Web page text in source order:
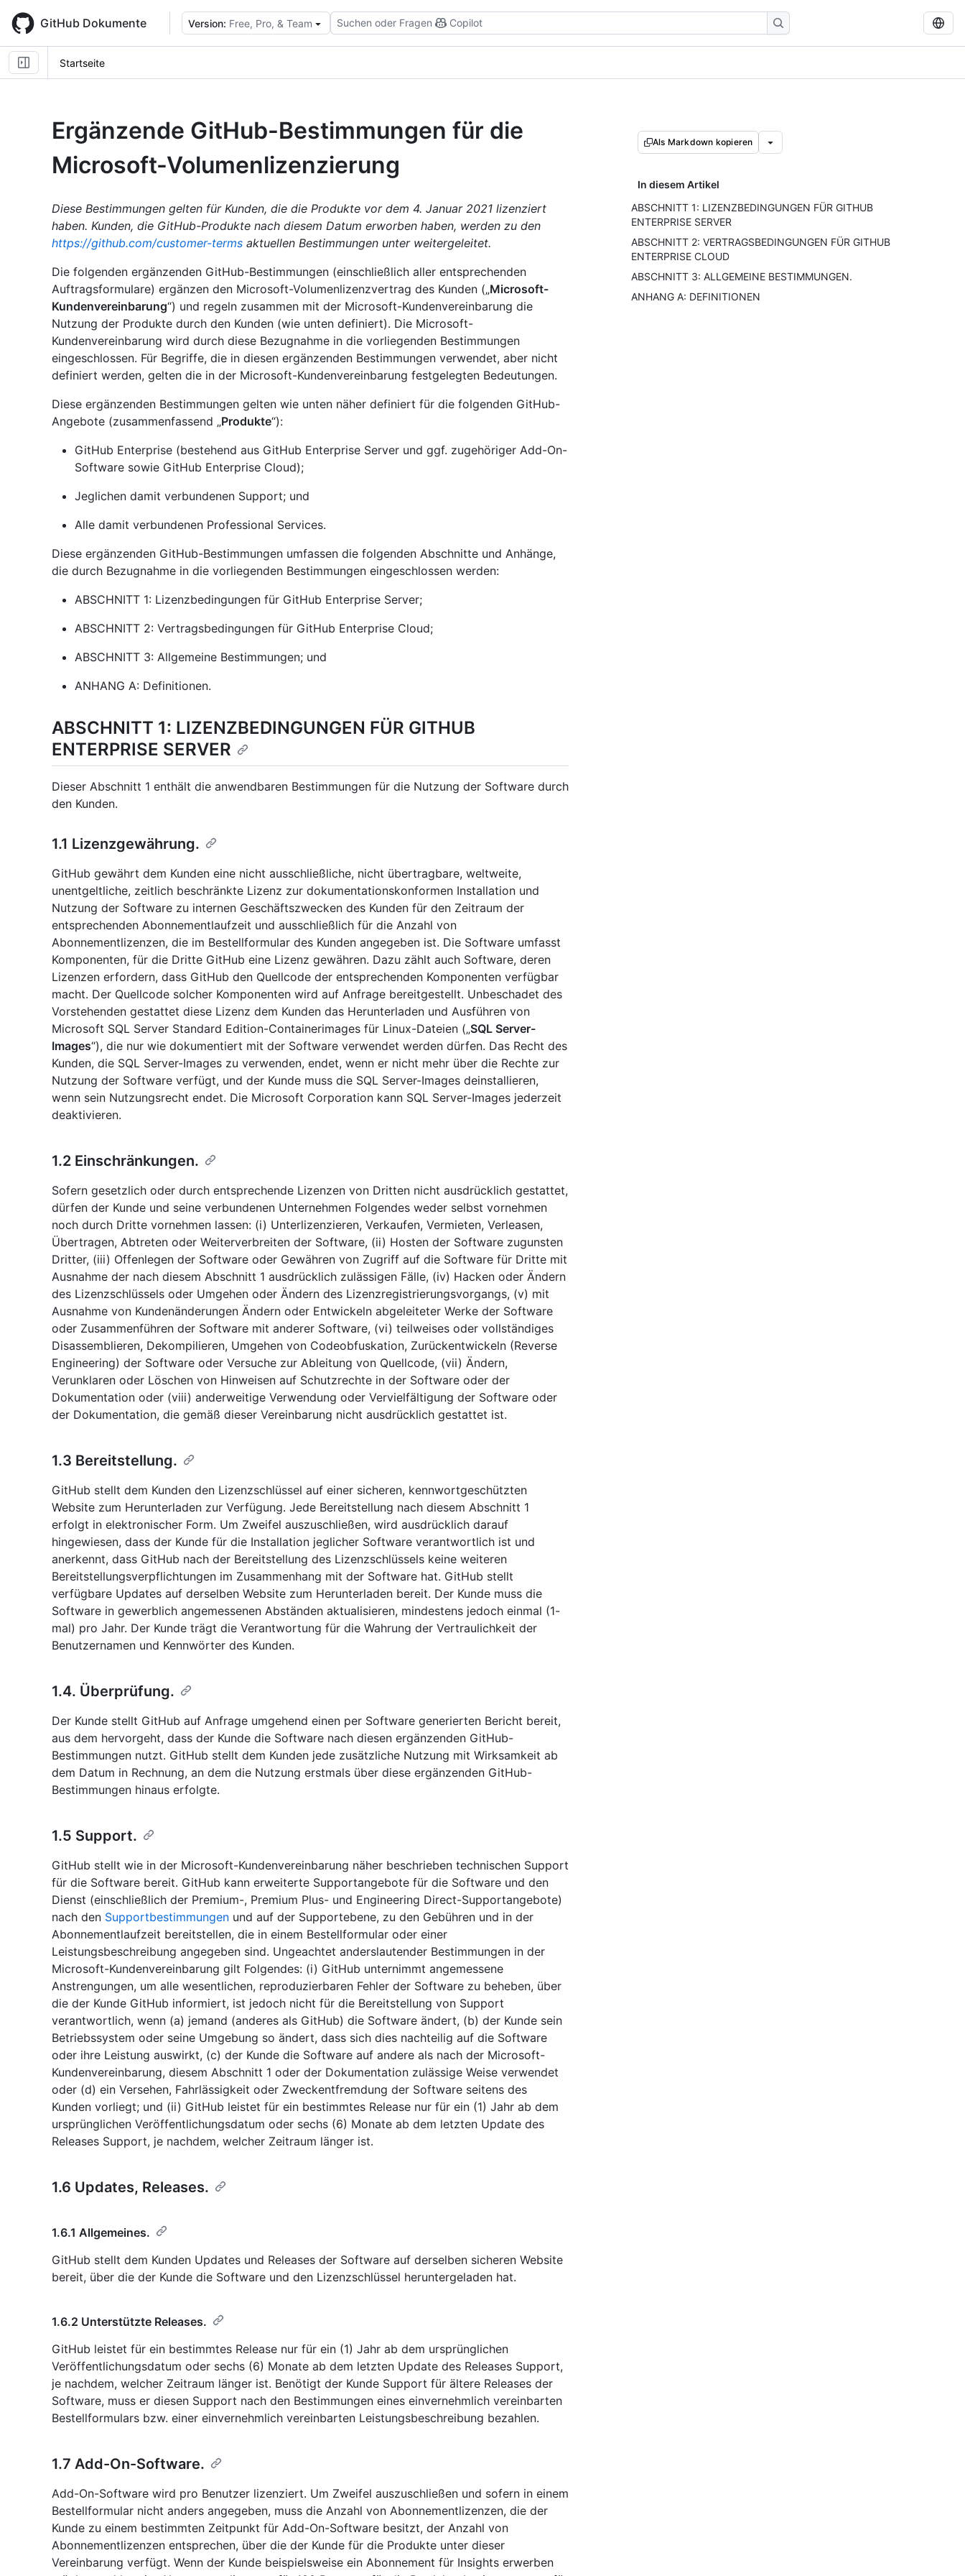
main
content
GitHub Dokumente Version: Free, Pro, & Team Suchen oder Fragen Copilot
Startseite
Ergänzende GitHub-Bestimmungen für die
Microsoft-Volumenlizenzierung
Als Markdown kopieren
In diesem Artikel
ABSCHNITT 1: LIZENZBEDINGUNGEN FÜR GITHUB
ENTERPRISE SERVER
ABSCHNITT 2: VERTRAGSBEDINGUNGEN FÜR GITHUB
ENTERPRISE CLOUD
ABSCHNITT 3: ALLGEMEINE BESTIMMUNGEN.
ANHANG A: DEFINITIONEN
Diese Bestimmungen gelten für Kunden, die die Produkte vor dem 4. Januar 2021 lizenziert
haben. Kunden, die GitHub-Produkte nach diesem Datum erworben haben, werden zu den
https://github.com/customer-terms aktuellen Bestimmungen unter weitergeleitet.
Die folgenden ergänzenden GitHub-Bestimmungen (einschließlich aller entsprechenden
Auftragsformulare) ergänzen den Microsoft-Volumenlizenzvertrag des Kunden („Microsoft-
Kundenvereinbarung“) und regeln zusammen mit der Microsoft-Kundenvereinbarung die
Nutzung der Produkte durch den Kunden (wie unten definiert). Die Microsoft-
Kundenvereinbarung wird durch diese Bezugnahme in die vorliegenden Bestimmungen
eingeschlossen. Für Begriffe, die in diesen ergänzenden Bestimmungen verwendet, aber nicht
definiert werden, gelten die in der Microsoft-Kundenvereinbarung festgelegten Bedeutungen.
Diese ergänzenden Bestimmungen gelten wie unten näher definiert für die folgenden GitHub-
Angebote (zusammenfassend „Produkte“):
GitHub Enterprise (bestehend aus GitHub Enterprise Server und ggf. zugehöriger Add-On-
Software sowie GitHub Enterprise Cloud);
Jeglichen damit verbundenen Support; und
Alle damit verbundenen Professional Services.
Diese ergänzenden GitHub-Bestimmungen umfassen die folgenden Abschnitte und Anhänge,
die durch Bezugnahme in die vorliegenden Bestimmungen eingeschlossen werden:
ABSCHNITT 1: Lizenzbedingungen für GitHub Enterprise Server;
ABSCHNITT 2: Vertragsbedingungen für GitHub Enterprise Cloud;
ABSCHNITT 3: Allgemeine Bestimmungen; und
ANHANG A: Definitionen.
ABSCHNITT 1: LIZENZBEDINGUNGEN FÜR GITHUB
ENTERPRISE SERVER
Dieser Abschnitt 1 enthält die anwendbaren Bestimmungen für die Nutzung der Software durch
den Kunden.
1.1 Lizenzgewährung.
GitHub gewährt dem Kunden eine nicht ausschließliche, nicht übertragbare, weltweite,
unentgeltliche, zeitlich beschränkte Lizenz zur dokumentationskonformen Installation und
Nutzung der Software zu internen Geschäftszwecken des Kunden für den Zeitraum der
entsprechenden Abonnementlaufzeit und ausschließlich für die Anzahl von
Abonnementlizenzen, die im Bestellformular des Kunden angegeben ist. Die Software umfasst
Komponenten, für die Dritte GitHub eine Lizenz gewähren. Dazu zählt auch Software, deren
Lizenzen erfordern, dass GitHub den Quellcode der entsprechenden Komponenten verfügbar
macht. Der Quellcode solcher Komponenten wird auf Anfrage bereitgestellt. Unbeschadet des
Vorstehenden gestattet diese Lizenz dem Kunden das Herunterladen und Ausführen von
Microsoft SQL Server Standard Edition-Containerimages für Linux-Dateien („SQL Server-
Images“), die nur wie dokumentiert mit der Software verwendet werden dürfen. Das Recht des
Kunden, die SQL Server-Images zu verwenden, endet, wenn er nicht mehr über die Rechte zur
Nutzung der Software verfügt, und der Kunde muss die SQL Server-Images deinstallieren,
wenn sein Nutzungsrecht endet. Die Microsoft Corporation kann SQL Server-Images jederzeit
deaktivieren.
1.2 Einschränkungen.
Sofern gesetzlich oder durch entsprechende Lizenzen von Dritten nicht ausdrücklich gestattet,
dürfen der Kunde und seine verbundenen Unternehmen Folgendes weder selbst vornehmen
noch durch Dritte vornehmen lassen: (i) Unterlizenzieren, Verkaufen, Vermieten, Verleasen,
Übertragen, Abtreten oder Weiterverbreiten der Software, (ii) Hosten der Software zugunsten
Dritter, (iii) Offenlegen der Software oder Gewähren von Zugriff auf die Software für Dritte mit
Ausnahme der nach diesem Abschnitt 1 ausdrücklich zulässigen Fälle, (iv) Hacken oder Ändern
des Lizenzschlüssels oder Umgehen oder Ändern des Lizenzregistrierungsvorgangs, (v) mit
Ausnahme von Kundenänderungen Ändern oder Entwickeln abgeleiteter Werke der Software
oder Zusammenführen der Software mit anderer Software, (vi) teilweises oder vollständiges
Disassemblieren, Dekompilieren, Umgehen von Codeobfuskation, Zurückentwickeln (Reverse
Engineering) der Software oder Versuche zur Ableitung von Quellcode, (vii) Ändern,
Verunklaren oder Löschen von Hinweisen auf Schutzrechte in der Software oder der
Dokumentation oder (viii) anderweitige Verwendung oder Vervielfältigung der Software oder
der Dokumentation, die gemäß dieser Vereinbarung nicht ausdrücklich gestattet ist.
1.3 Bereitstellung.
GitHub stellt dem Kunden den Lizenzschlüssel auf einer sicheren, kennwortgeschützten
Website zum Herunterladen zur Verfügung. Jede Bereitstellung nach diesem Abschnitt 1
erfolgt in elektronischer Form. Um Zweifel auszuschließen, wird ausdrücklich darauf
hingewiesen, dass der Kunde für die Installation jeglicher Software verantwortlich ist und
anerkennt, dass GitHub nach der Bereitstellung des Lizenzschlüssels keine weiteren
Bereitstellungsverpflichtungen im Zusammenhang mit der Software hat. GitHub stellt
verfügbare Updates auf derselben Website zum Herunterladen bereit. Der Kunde muss die
Software in gewerblich angemessenen Abständen aktualisieren, mindestens jedoch einmal (1-
mal) pro Jahr. Der Kunde trägt die Verantwortung für die Wahrung der Vertraulichkeit der
Benutzernamen und Kennwörter des Kunden.
1.4. Überprüfung.
Der Kunde stellt GitHub auf Anfrage umgehend einen per Software generierten Bericht bereit,
aus dem hervorgeht, dass der Kunde die Software nach diesen ergänzenden GitHub-
Bestimmungen nutzt. GitHub stellt dem Kunden jede zusätzliche Nutzung mit Wirksamkeit ab
dem Datum in Rechnung, an dem die Nutzung erstmals über diese ergänzenden GitHub-
Bestimmungen hinaus erfolgte.
1.5 Support.
GitHub stellt wie in der Microsoft-Kundenvereinbarung näher beschrieben technischen Support
für die Software bereit. GitHub kann erweiterte Supportangebote für die Software und den
Dienst (einschließlich der Premium-, Premium Plus- und Engineering Direct-Supportangebote)
nach den Supportbestimmungen und auf der Supportebene, zu den Gebühren und in der
Abonnementlaufzeit bereitstellen, die in einem Bestellformular oder einer
Leistungsbeschreibung angegeben sind. Ungeachtet anderslautender Bestimmungen in der
Microsoft-Kundenvereinbarung gilt Folgendes: (i) GitHub unternimmt angemessene
Anstrengungen, um alle wesentlichen, reproduzierbaren Fehler der Software zu beheben, über
die der Kunde GitHub informiert, ist jedoch nicht für die Bereitstellung von Support
verantwortlich, wenn (a) jemand (anderes als GitHub) die Software ändert, (b) der Kunde sein
Betriebssystem oder seine Umgebung so ändert, dass sich dies nachteilig auf die Software
oder ihre Leistung auswirkt, (c) der Kunde die Software auf andere als nach der Microsoft-
Kundenvereinbarung, diesem Abschnitt 1 oder der Dokumentation zulässige Weise verwendet
oder (d) ein Versehen, Fahrlässigkeit oder Zweckentfremdung der Software seitens des
Kunden vorliegt; und (ii) GitHub leistet für ein bestimmtes Release nur für ein (1) Jahr ab dem
ursprünglichen Veröffentlichungsdatum oder sechs (6) Monate ab dem letzten Update des
Releases Support, je nachdem, welcher Zeitraum länger ist.
1.6 Updates, Releases.
1.6.1 Allgemeines.
GitHub stellt dem Kunden Updates und Releases der Software auf derselben sicheren Website
bereit, über die der Kunde die Software und den Lizenzschlüssel heruntergeladen hat.
1.6.2 Unterstützte Releases.
GitHub leistet für ein bestimmtes Release nur für ein (1) Jahr ab dem ursprünglichen
Veröffentlichungsdatum oder sechs (6) Monate ab dem letzten Update des Releases Support,
je nachdem, welcher Zeitraum länger ist. Benötigt der Kunde Support für ältere Releases der
Software, muss er diesen Support nach den Bestimmungen eines einvernehmlich vereinbarten
Bestellformulars bzw. einer einvernehmlich vereinbarten Leistungsbeschreibung bezahlen.
1.7 Add-On-Software.
Add-On-Software wird pro Benutzer lizenziert. Um Zweifel auszuschließen und sofern in einem
Bestellformular nicht anders angegeben, muss die Anzahl von Abonnementlizenzen, die der
Kunde zu einem bestimmten Zeitpunkt für Add-On-Software besitzt, der Anzahl von
Abonnementlizenzen entsprechen, über die der Kunde für die Produkte unter dieser
Vereinbarung verfügt. Wenn der Kunde beispielsweise ein Abonnement für Insights erwerben